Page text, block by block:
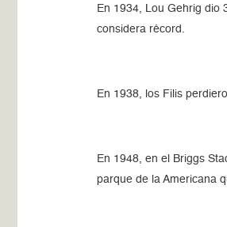
En 1934, Lou Gehrig dio
considera récord.
En 1938, los Filis
En 1948, en el Briggs
parque de la Americana